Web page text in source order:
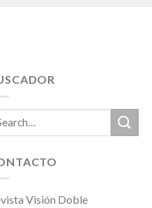
Visión Doble